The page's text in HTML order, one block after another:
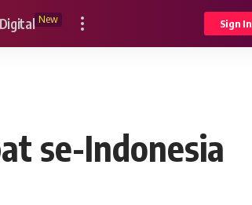
New Sign In
se-Indonesia